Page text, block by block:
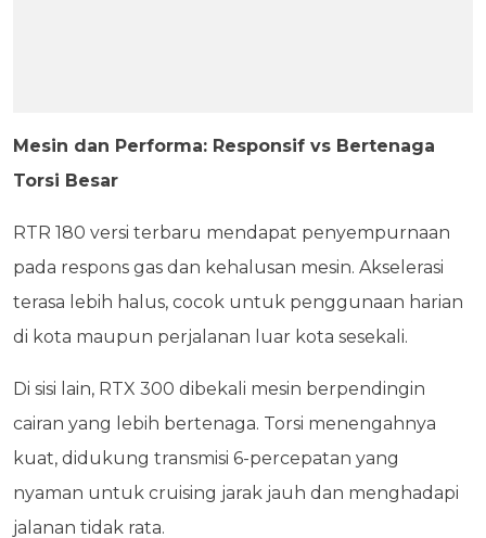
Mesin dan Performa: Responsif vs Bertenaga
Torsi Besar
RTR 180 versi terbaru mendapat penyempurnaan
pada respons gas dan kehalusan mesin. Akselerasi
terasa lebih halus, cocok untuk penggunaan harian
di kota maupun perjalanan luar kota sesekali.
Di sisi lain, RTX 300 dibekali mesin berpendingin
cairan yang lebih bertenaga. Torsi menengahnya
kuat, didukung transmisi 6-percepatan yang
nyaman untuk cruising jarak jauh dan menghadapi
jalanan tidak rata.